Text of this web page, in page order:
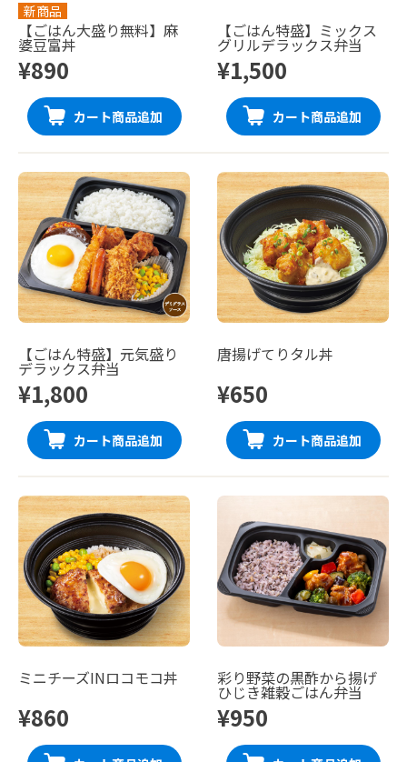
新商品
【ごはん大盛り無料】麻
婆豆富丼
¥890
カート商品追加
【ごはん特盛】ミックス
グリルデラックス弁当
¥1,500
カート商品追加
【ごはん特盛】元気盛り
デラックス弁当
¥1,800
カート商品追加
唐揚げてりタル丼
¥650
カート商品追加
ミニチーズINロコモコ丼
¥860
彩り野菜の黒酢から揚げ
ひじき雑穀ごはん弁当
¥950